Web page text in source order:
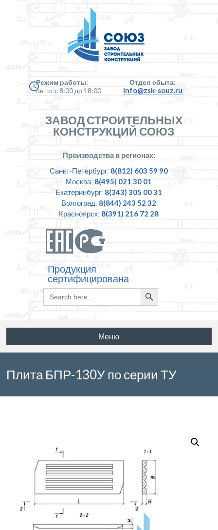
Режим работы:
пн-пт с 8:00 до 18:00
Отдел сбыта:
info@zsk-souz.ru
ЗАВОД СТРОИТЕЛЬНЫХ
КОНСТРУКЦИЙ СОЮЗ
Производства в регионах:
Санкт-Петербург: 8(812) 603 59 90
Москва: 8(495) 021 30 01
Екатеринбург: 8(343) 305 00 31
Волгоград: 8(844) 243 52 32
Красноярск: 8(391) 216 72 28
Продукция
сертифицирована
Search
for:
Search
Button
Меню
Плита БПР-130У по серии ТУ